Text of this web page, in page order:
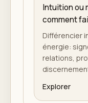
Intuition ou
comment
Différencier
énergie:
relations,
Explorer